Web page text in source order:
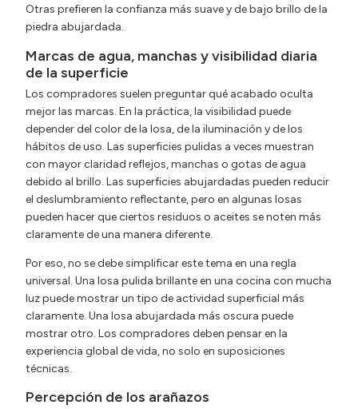
Otras prefieren la confianza más suave y de bajo brillo de la
piedra abujardada.
Marcas de agua, manchas y visibilidad diaria
de la superficie
Los compradores suelen preguntar qué acabado oculta
mejor las marcas. En la práctica, la visibilidad puede
depender del color de la losa, de la iluminación y de los
hábitos de uso. Las superficies pulidas a veces muestran
con mayor claridad reflejos, manchas o gotas de agua
debido al brillo. Las superficies abujardadas pueden reducir
el deslumbramiento reflectante, pero en algunas losas
pueden hacer que ciertos residuos o aceites se noten más
claramente de una manera diferente.
Por eso, no se debe simplificar este tema en una regla
universal. Una losa pulida brillante en una cocina con mucha
luz puede mostrar un tipo de actividad superficial más
claramente. Una losa abujardada más oscura puede
mostrar otro. Los compradores deben pensar en la
experiencia global de vida, no solo en suposiciones
técnicas.
Percepción de los arañazos